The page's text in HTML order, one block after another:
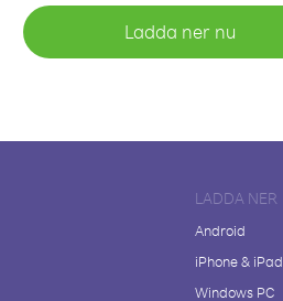
Ladda ner nu
LADDA NER
Android
iPhone & iPad
Windows PC